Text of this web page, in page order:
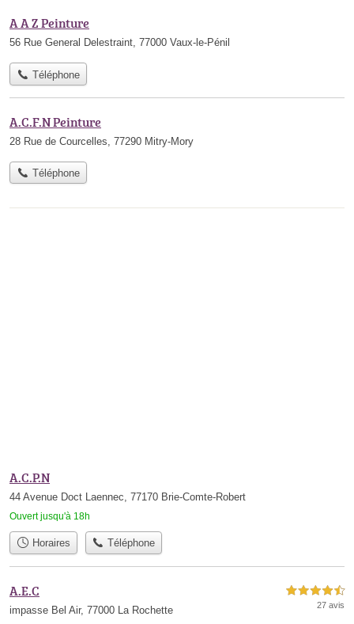
A A Z Peinture
56 Rue General Delestraint, 77000 Vaux-le-Pénil
Téléphone
A.C.F.N Peinture
28 Rue de Courcelles, 77290 Mitry-Mory
Téléphone
A.C.P.N
44 Avenue Doct Laennec, 77170 Brie-Comte-Robert
Ouvert jusqu'à 18h
Horaires Téléphone
A.E.C
impasse Bel Air, 77000 La Rochette
4,5 étoiles sur 5
27 avis